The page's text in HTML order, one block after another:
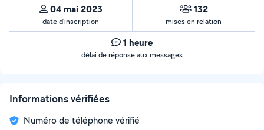
04 mai 2023
date d’inscription
132
mises en relation
1 heure
délai de réponse aux messages
Informations vérifiées
Numéro de téléphone vérifié